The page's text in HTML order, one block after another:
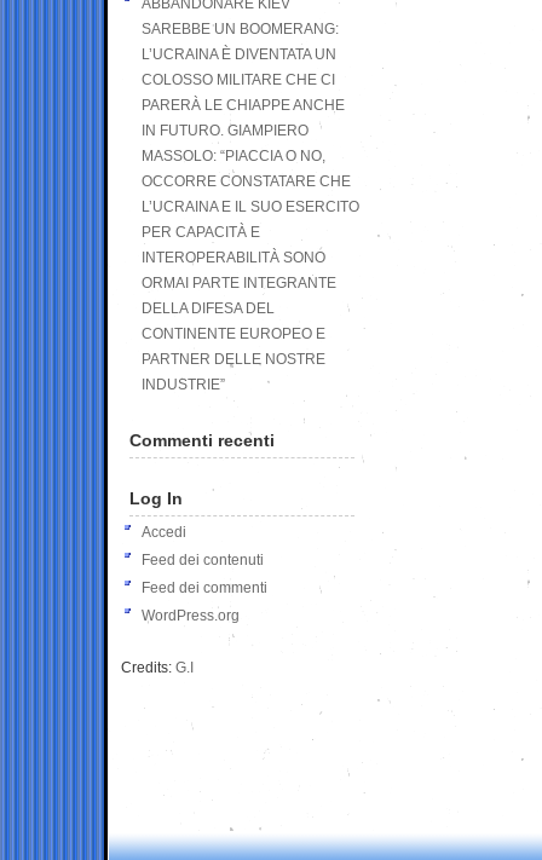
ABBANDONARE KIEV
SAREBBE UN BOOMERANG:
L’UCRAINA È DIVENTATA UN
COLOSSO MILITARE CHE CI
PARERÀ LE CHIAPPE ANCHE
IN FUTURO. GIAMPIERO
MASSOLO: “PIACCIA O NO,
OCCORRE CONSTATARE CHE
L’UCRAINA E IL SUO ESERCITO
PER CAPACITÀ E
INTEROPERABILITÀ SONO
ORMAI PARTE INTEGRANTE
DELLA DIFESA DEL
CONTINENTE EUROPEO E
PARTNER DELLE NOSTRE
INDUSTRIE”
Commenti recenti
Log In
Accedi
Feed dei contenuti
Feed dei commenti
WordPress.org
Credits: G.I